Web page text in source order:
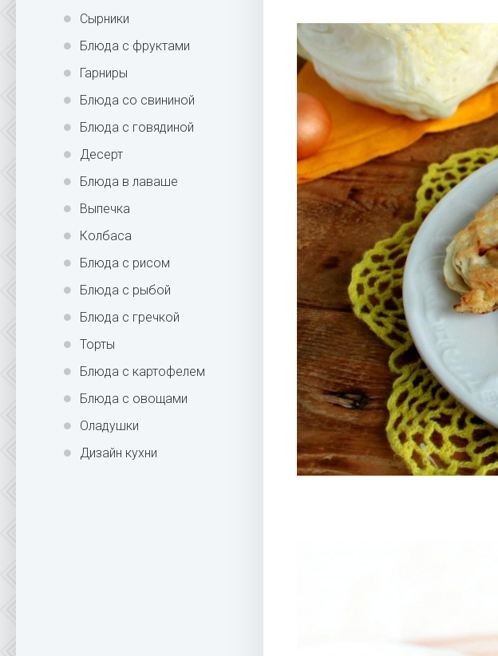
Сырники
Блюда с фруктами
Гарниры
Блюда со свининой
Блюда с говядиной
Десерт
Блюда в лаваше
Выпечка
Колбаса
Блюда с рисом
Блюда с рыбой
Блюда с гречкой
Торты
Блюда с картофелем
Блюда с овощами
Оладушки
Дизайн кухни